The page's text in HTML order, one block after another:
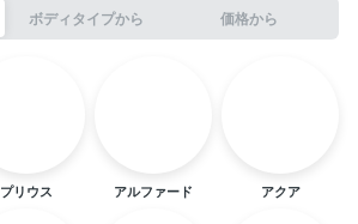
ボディタイプから 価格から
プリウス アルファード アクア